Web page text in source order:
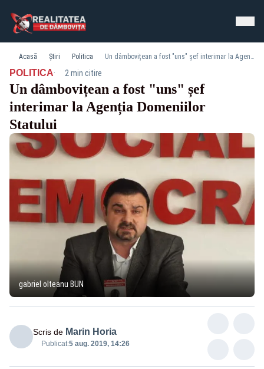
Acasă Știri Politica Un dâmbovițean a fost "uns" șef interimar la Agenția Domeniilor Statului
POLITICA· 2 min citire
Un dâmbovițean a fost "uns" șef
interimar la Agenția Domeniilor
Statului
gabriel olteanu BUN
Scris de Marin Horia
Publicat:5 aug. 2019, 14:26